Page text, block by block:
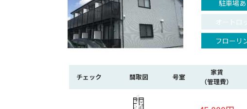
駐車場あ
オートロ
フローリ
チェック 間取図 号室
家賃
（管理費）